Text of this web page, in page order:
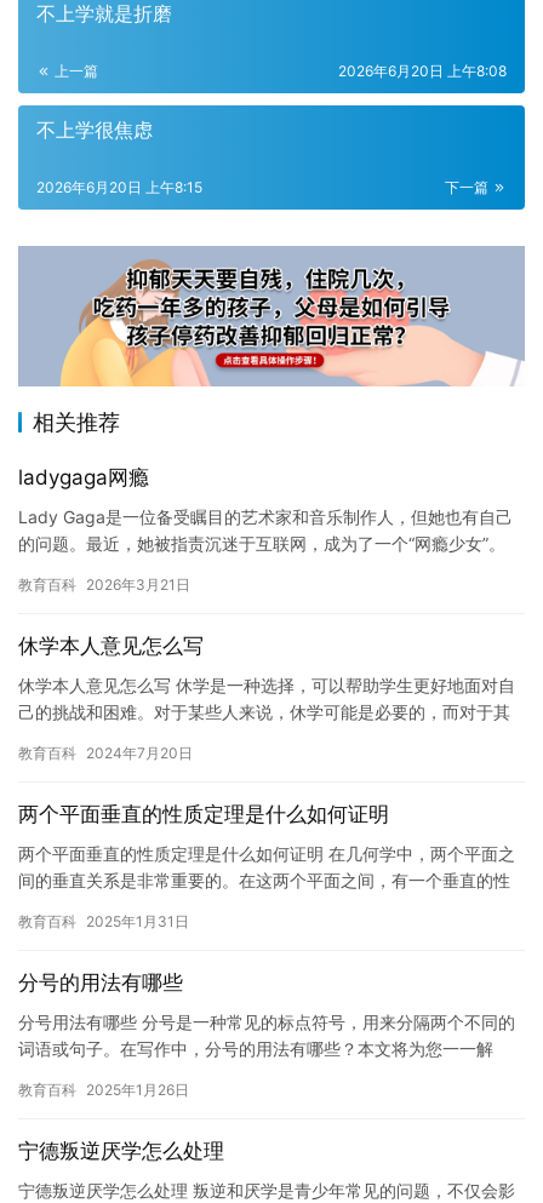
不上学就是折磨
上一篇 2026年6月20日 上午8:08
不上学很焦虑
下一篇
2026年6月20日 上午8:15
相关推荐
ladygaga网瘾
Lady Gaga是一位备受瞩目的艺术家和音乐制作人，但她也有自己
的问题。最近，她被指责沉迷于互联网，成为了一个“网瘾少女”。
教育百科 2026年3月21日
休学本人意见怎么写
休学本人意见怎么写 休学是一种选择，可以帮助学生更好地面对自
己的挑战和困难。对于某些人来说，休学可能是必要的，而对于其
休学…
教育百科 2024年7月20日
两个平面垂直的性质定理是什么如何证明
两个平面垂直的性质定理是什么如何证明 在几何学中，两个平面之
间的垂直关系是非常重要的。在这两个平面之间，有一个垂直的性
理。…
教育百科 2025年1月31日
分号的用法有哪些
分号用法有哪些 分号是一种常见的标点符号，用来分隔两个不同的
词语或句子。在写作中，分号的用法有哪些？本文将为您一一解
教育百科 2025年1月26日
宁德叛逆厌学怎么处理
宁德叛逆厌学怎么处理 叛逆和厌学是青少年常见的问题，不仅会影